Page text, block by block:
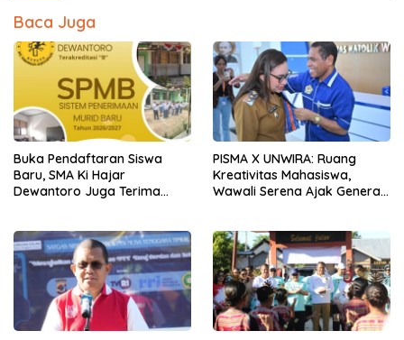
Baca Juga
Buka Pendaftaran Siswa
Baru, SMA Ki Hajar
Dewantoro Juga Terima
PISMA X UNWIRA: Ruang
Kreativitas Mahasiswa,
Wawali Serena Ajak Generasi